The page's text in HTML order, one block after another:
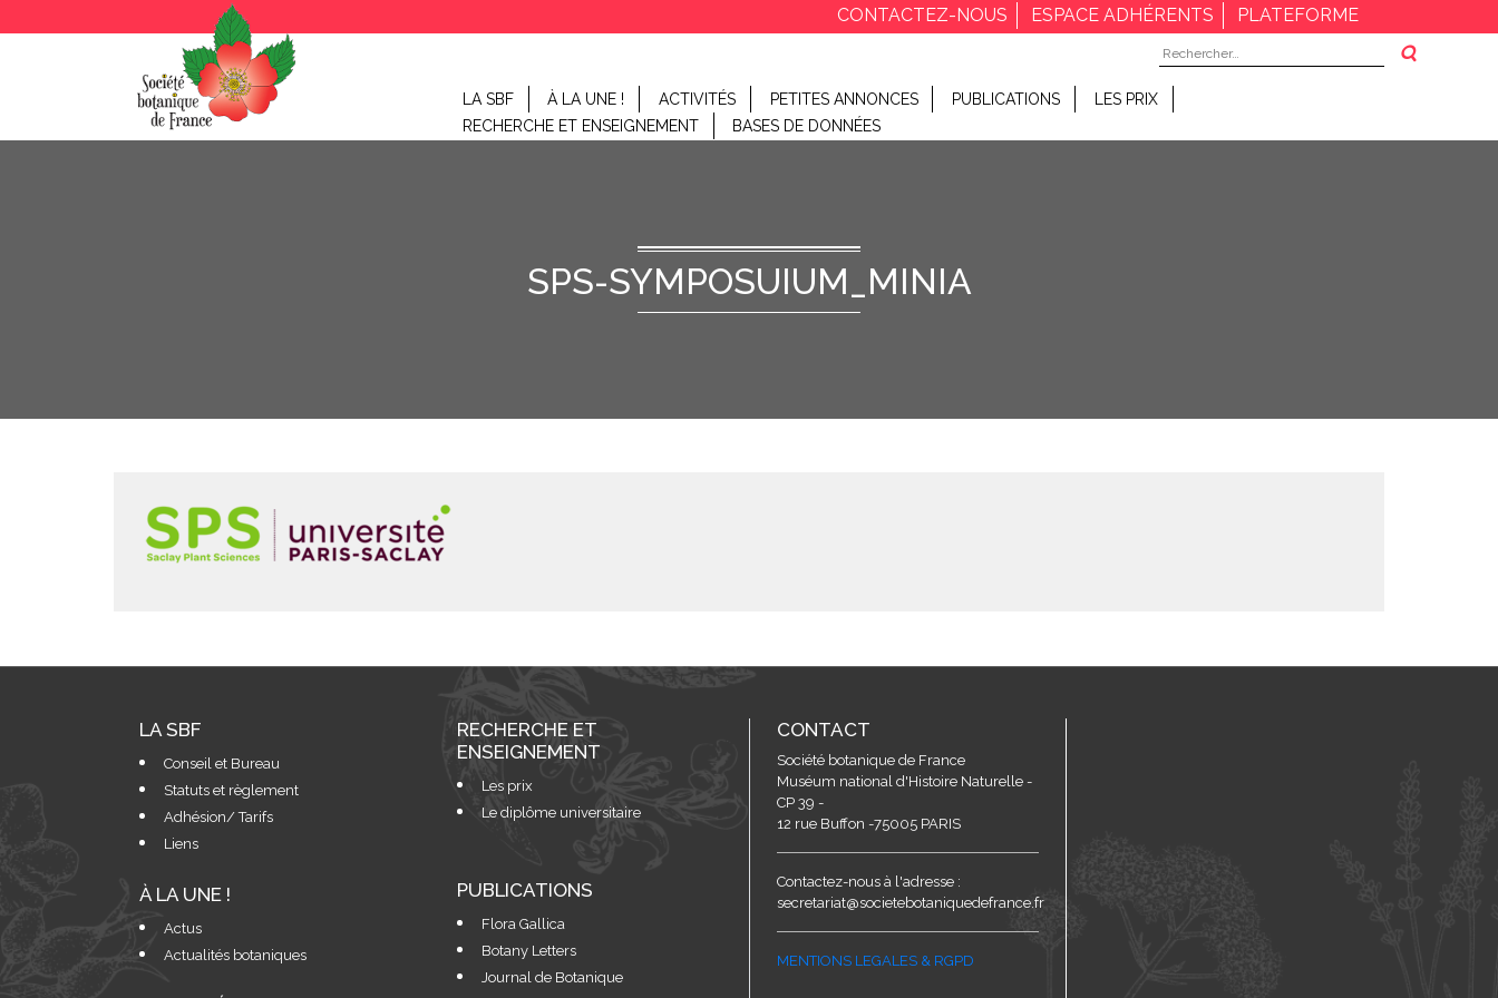
CONTACTEZ-NOUS ESPACE ADHÉRENTS
PLATEFORME
Rechercher :
LA SBF À LA UNE ! ACTIVITÉS PETITES ANNONCES PUBLICATIONS
LES PRIX
RECHERCHE ET ENSEIGNEMENT
BASES DE DONNÉES
SPS-SYMPOSUIUM_MINIA
LA SBF
Conseil et Bureau
Statuts et règlement
Adhésion/ Tarifs
Liens
À LA UNE !
Actus
Actualités botaniques
RECHERCHE ET
ENSEIGNEMENT
Les prix
Le diplôme universitaire
PUBLICATIONS
Flora Gallica
Botany Letters
Journal de Botanique
CONTACT
Société botanique de France
Muséum national d'Histoire Naturelle -
CP 39 -
12 rue Buffon -75005 PARIS
Contactez-nous à l'adresse :
secretariat@societebotaniquedefrance.fr
MENTIONS LEGALES & RGPD